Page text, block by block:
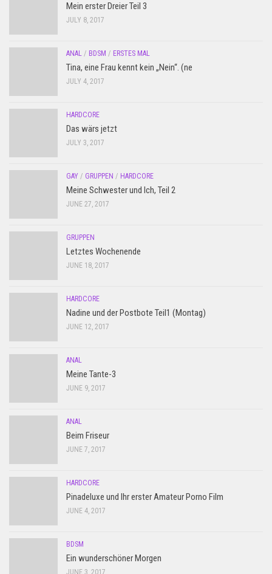
Mein erster Dreier Teil 3
JULY 8, 2017
ANAL / BDSM / ERSTES MAL
Tina, eine Frau kennt kein „Nein“. (ne
JULY 4, 2017
HARDCORE
Das wärs jetzt
JULY 3, 2017
GAY / GRUPPEN / HARDCORE
Meine Schwester und Ich, Teil 2
JUNE 27, 2017
GRUPPEN
Letztes Wochenende
JUNE 18, 2017
HARDCORE
Nadine und der Postbote Teil1 (Montag)
JUNE 12, 2017
ANAL
Meine Tante-3
JUNE 9, 2017
ANAL
Beim Friseur
JUNE 7, 2017
HARDCORE
Pinadeluxe und Ihr erster Amateur Porno Film
JUNE 4, 2017
BDSM
Ein wunderschöner Morgen
JUNE 3, 2017